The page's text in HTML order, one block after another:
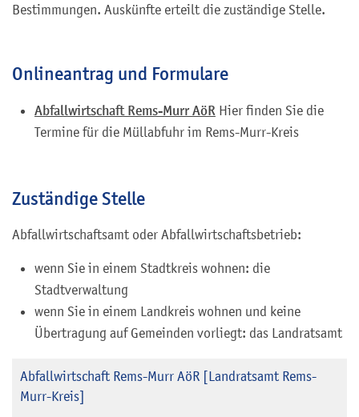
Bestimmungen. Auskünfte erteilt die zuständige Stelle.
Onlineantrag und Formulare
Abfallwirtschaft Rems-Murr AöR Hier finden Sie die
Termine für die Müllabfuhr im Rems-Murr-Kreis
Zuständige Stelle
Abfallwirtschaftsamt oder Abfallwirtschaftsbetrieb:
wenn Sie in einem Stadtkreis wohnen: die
Stadtverwaltung
wenn Sie in einem Landkreis wohnen und keine
Übertragung auf Gemeinden vorliegt: das Landratsamt
Abfallwirtschaft Rems-Murr AöR [Landratsamt Rems-
Murr-Kreis]